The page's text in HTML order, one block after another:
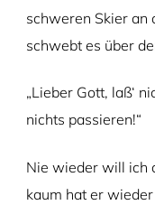
schweren Skier an
schwebt es über
„Lieber Gott, laß‘
nichts passieren!“
Nie wieder will ich
kaum hat er